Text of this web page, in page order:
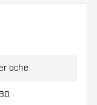
maakt het niet
Ideaal voor
uitstraling
De
oche